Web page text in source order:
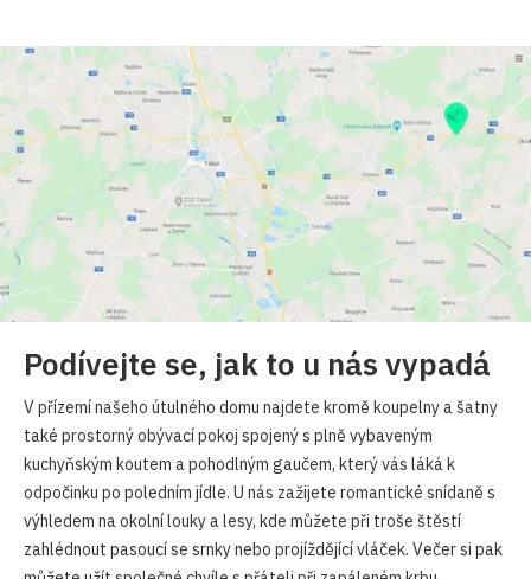
Podívejte se, jak to u nás vypadá
V přízemí našeho útulného domu najdete kromě koupelny a šatny
také prostorný obývací pokoj spojený s plně vybaveným
kuchyňským koutem a pohodlným gaučem, který vás láká k
odpočinku po poledním jídle. U nás zažijete romantické snídaně s
výhledem na okolní louky a lesy, kde můžete při troše štěstí
zahlédnout pasoucí se srnky nebo projíždějící vláček. Večer si pak